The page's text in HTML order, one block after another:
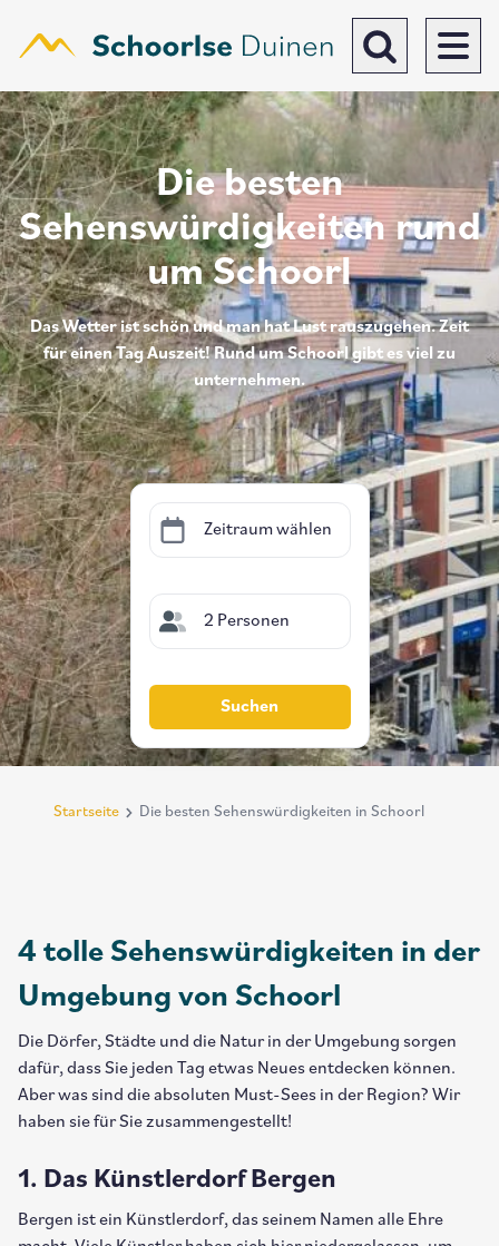
zum
Toggle search
Die besten
Sehenswürdigkeiten rund
um Schoorl
Das Wetter ist schön und man hat Lust rauszugehen. Zeit
für einen Tag Auszeit! Rund um Schoorl gibt es viel zu
unternehmen.
Zeitraum wählen
2 Personen
Suchen
Breadcrumb
Startseite Die besten Sehenswürdigkeiten in Schoorl
4 tolle Sehenswürdigkeiten in der
Umgebung von Schoorl
Die Dörfer, Städte und die Natur in der Umgebung sorgen
dafür, dass Sie jeden Tag etwas Neues entdecken können.
Aber was sind die absoluten Must-Sees in der Region? Wir
haben sie für Sie zusammengestellt!
1. Das Künstlerdorf Bergen
Bergen ist ein Künstlerdorf, das seinem Namen alle Ehre